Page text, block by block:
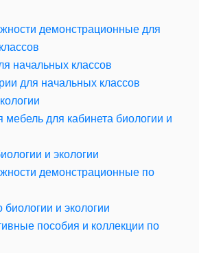
демонстрационные для
начальных классов
для начальных классов
для кабинета биологии и
и экологии
демонстрационные по
и экологии
пособия и коллекции по